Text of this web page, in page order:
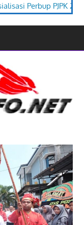
Festival Budaya